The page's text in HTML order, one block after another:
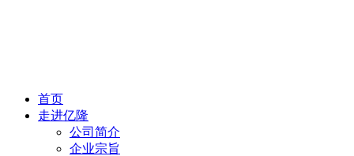
首页
走进亿隆
公司简介
企业宗旨